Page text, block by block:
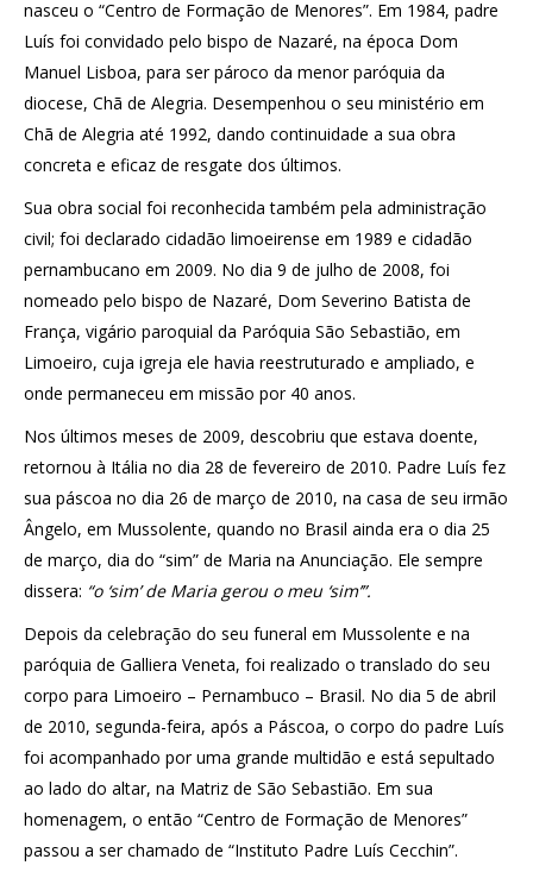
nasceu o “Centro de Formação de Menores”. Em 1984, padre
Luís foi convidado pelo bispo de Nazaré, na época Dom
Manuel Lisboa, para ser pároco da menor paróquia da
diocese, Chã de Alegria. Desempenhou o seu ministério em
Chã de Alegria até 1992, dando continuidade a sua obra
concreta e eficaz de resgate dos últimos.
Sua obra social foi reconhecida também pela administração
civil; foi declarado cidadão limoeirense em 1989 e cidadão
pernambucano em 2009. No dia 9 de julho de 2008, foi
nomeado pelo bispo de Nazaré, Dom Severino Batista de
França, vigário paroquial da Paróquia São Sebastião, em
Limoeiro, cuja igreja ele havia reestruturado e ampliado, e
onde permaneceu em missão por 40 anos.
Nos últimos meses de 2009, descobriu que estava doente,
retornou à Itália no dia 28 de fevereiro de 2010. Padre Luís fez
sua páscoa no dia 26 de março de 2010, na casa de seu irmão
Ângelo, em Mussolente, quando no Brasil ainda era o dia 25
de março, dia do “sim” de Maria na Anunciação. Ele sempre
dissera: “o ‘sim’ de Maria gerou o meu ‘sim’”.
Depois da celebração do seu funeral em Mussolente e na
paróquia de Galliera Veneta, foi realizado o translado do seu
corpo para Limoeiro – Pernambuco – Brasil. No dia 5 de abril
de 2010, segunda-feira, após a Páscoa, o corpo do padre Luís
foi acompanhado por uma grande multidão e está sepultado
ao lado do altar, na Matriz de São Sebastião. Em sua
homenagem, o então “Centro de Formação de Menores”
passou a ser chamado de “Instituto Padre Luís Cecchin”.